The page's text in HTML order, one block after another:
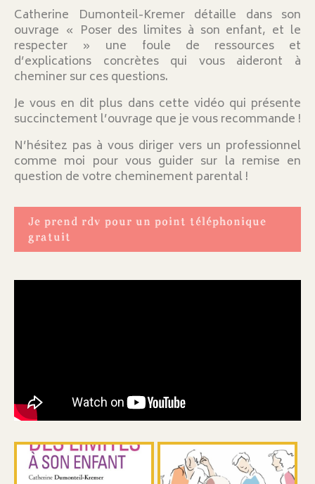
Catherine Dumonteil-Kremer détaille dans son
ouvrage « Poser des limites à son enfant, et le
respecter » une foule de ressources et
d’explications concrètes qui vous aideront à
cheminer sur ces questions.
Je vous en dit plus dans cette vidéo qui présente
succinctement l’ouvrage que je vous recommande !
N’hésitez pas à vous diriger vers un professionnel
comme moi pour vous guider sur la remise en
question de votre cheminement parental !
Je prend rdv pour un point téléphonique
gratuit